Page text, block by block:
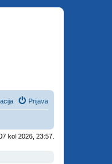
Prijava
kol 2026, 23:57.